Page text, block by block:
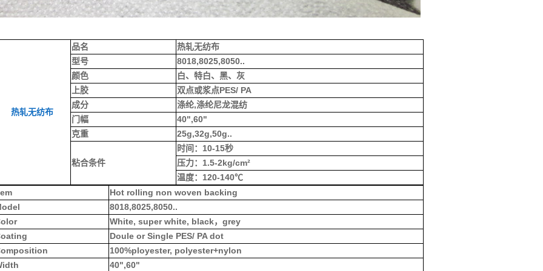
热轧无纺布
品名
热轧无纺布
型号
8018,8025,8050..
颜色
白、特白、黑、灰
上胶
双点或浆点PES/ PA
成分
涤纶,涤纶尼龙混纺
门幅
40",60"
克重
25g,32g,50g..
粘合条件
时间：10-15秒
压力：1.5-2kg/cm²
温度：120-140℃
Hot rolling non woven backing
8018,8025,8050..
White, super white, black，grey
Doule or Single PES/ PA dot
100%ployester, polyester+nylon
40",60"